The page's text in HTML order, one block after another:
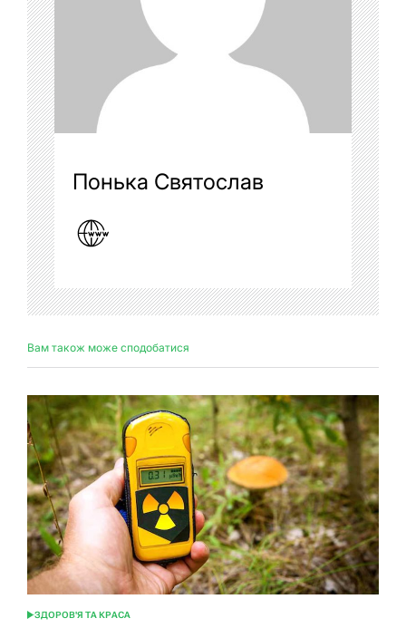
Понька Святослав
Вам також може сподобатися
ОПУБЛІКУВАТИ
ЗДОРОВ'Я ТА КРАСА